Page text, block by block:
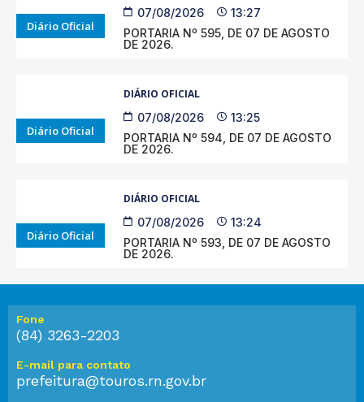
Diário Oficial
07/08/2026
13:27
PORTARIA Nº 595, DE 07 DE AGOSTO
DE 2026.
Diário Oficial
DIÁRIO OFICIAL
07/08/2026
13:25
PORTARIA Nº 594, DE 07 DE AGOSTO
DE 2026.
Diário Oficial
DIÁRIO OFICIAL
07/08/2026
13:24
PORTARIA Nº 593, DE 07 DE AGOSTO
DE 2026.
Fone
(84) 3263-2203
E-mail para contato
prefeitura@touros.rn.gov.br